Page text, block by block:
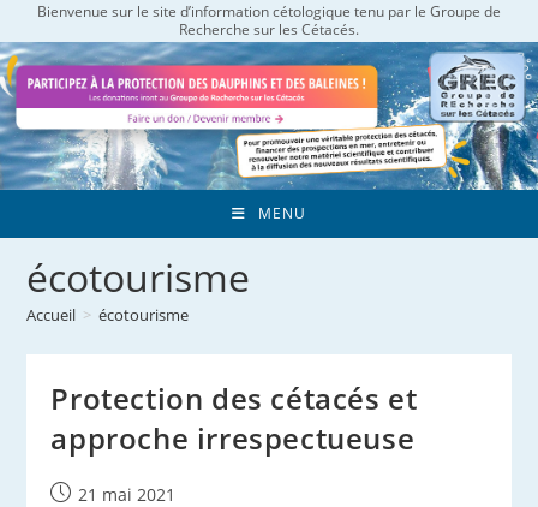
to
content
Bienvenue sur le site d’information cétologique tenu par le Groupe de
Recherche sur les Cétacés.
MENU
écotourisme
Accueil > écotourisme
Protection des cétacés et
approche irrespectueuse
Publication
21 mai 2021